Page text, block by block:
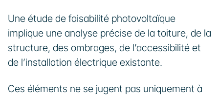
Une étude de faisabilité photovoltaïque
implique une analyse précise de la toiture, de la
structure, des ombrages, de l’accessibilité et
de l’installation électrique existante.
Ces éléments ne se jugent pas uniquement à